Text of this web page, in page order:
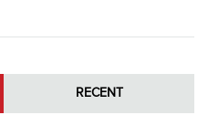
RECENT